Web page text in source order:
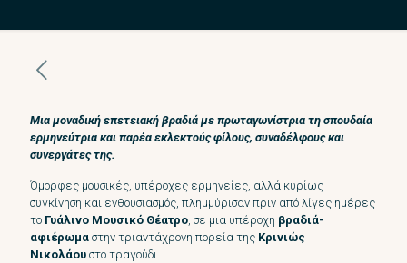
Μια μοναδική επετειακή βραδιά με πρωταγωνίστρια τη σπουδαία
ερμηνεύτρια και παρέα εκλεκτούς φίλους, συναδέλφους και
συνεργάτες της.
Όμορφες μουσικές, υπέροχες ερμηνείες, αλλά κυρίως
συγκίνηση και ενθουσιασμός, πλημμύρισαν πριν από λίγες ημέρες
το Γυάλινο Μουσικό Θέατρο, σε μια υπέροχη βραδιά-
αφιέρωμα στην τριαντάχρονη πορεία της Κρινιώς
Νικολάου στο τραγούδι.